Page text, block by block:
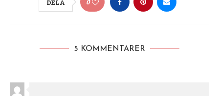
DELA
5 KOMMENTARER